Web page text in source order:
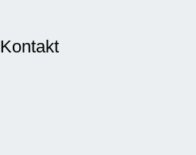
Kontakt